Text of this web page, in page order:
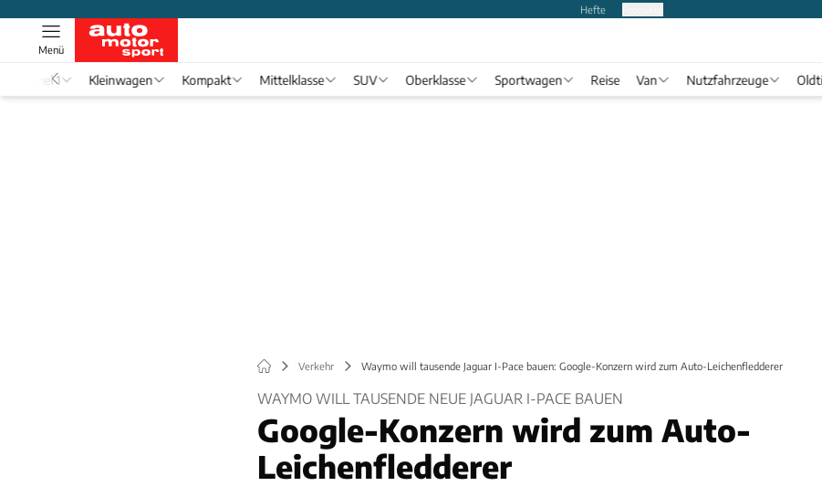
Hefte
Menü
Formel 1 Kleinwagen Kompakt Mittelklasse SUV Oberklasse Sportwagen Reise Van Nutzfahrzeuge
Verkehr Waymo will tausende Jaguar I-Pace bauen: Google-Konzern wird zum Auto-Leichenfledderer
WAYMO WILL TAUSENDE NEUE JAGUAR I-PACE BAUEN
Google-Konzern wird zum Auto-
Leichenfledderer